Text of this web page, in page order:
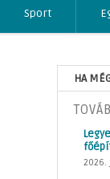
Sport
HA
2026.